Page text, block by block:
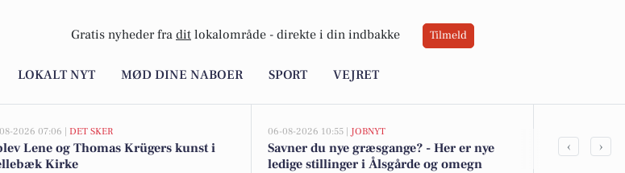
Gratis nyheder fra dit lokalområde - direkte i din indbakke Tilmeld
LOKALT NYT MØD DINE NABOER SPORT VEJRET
2026 07:06 | DET SKER
Lene og Thomas Krügers kunst i
Kirke
06-08-2026 10:55 | JOBNYT
Savner du nye græsgange? - Her er nye
ledige stillinger i Ålsgårde og omegn
Nordre
‹ ›